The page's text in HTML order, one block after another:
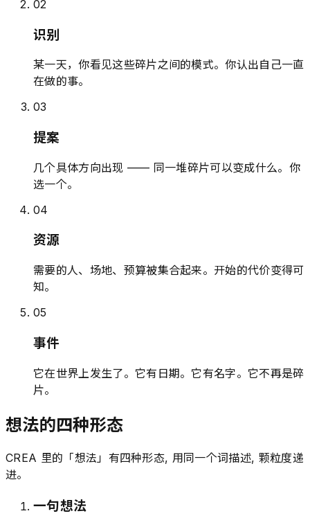
02
识别
某一天，你看见这些碎片之间的模式。你认出自己一直
在做的事。
03
提案
几个具体方向出现 —— 同一堆碎片可以变成什么。你
选一个。
04
资源
需要的人、场地、预算被集合起来。开始的代价变得可
知。
05
事件
它在世界上发生了。它有日期。它有名字。它不再是碎
片。
想法的四种形态
CREA 里的「想法」有四种形态, 用同一个词描述, 颗粒度递
进。
一句想法